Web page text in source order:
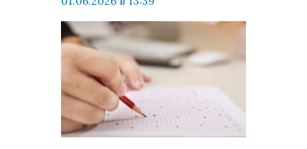
комментариев: 0
LifeStyle